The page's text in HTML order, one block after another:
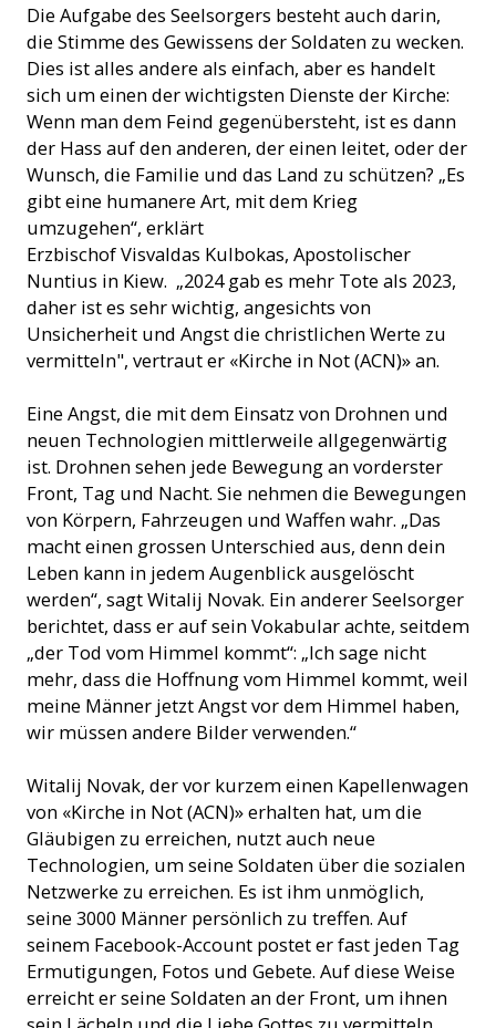
Die Aufgabe des Seelsorgers besteht auch darin,
die Stimme des Gewissens der Soldaten zu wecken.
Dies ist alles andere als einfach, aber es handelt
sich um einen der wichtigsten Dienste der Kirche:
Wenn man dem Feind gegenübersteht, ist es dann
der Hass auf den anderen, der einen leitet, oder der
Wunsch, die Familie und das Land zu schützen? „Es
gibt eine humanere Art, mit dem Krieg
umzugehen“, erklärt
Erzbischof Visvaldas Kulbokas, Apostolischer
Nuntius in Kiew. „2024 gab es mehr Tote als 2023,
daher ist es sehr wichtig, angesichts von
Unsicherheit und Angst die christlichen Werte zu
vermitteln", vertraut er «Kirche in Not (ACN)» an.
Eine Angst, die mit dem Einsatz von Drohnen und
neuen Technologien mittlerweile allgegenwärtig
ist. Drohnen sehen jede Bewegung an vorderster
Front, Tag und Nacht. Sie nehmen die Bewegungen
von Körpern, Fahrzeugen und Waffen wahr. „Das
macht einen grossen Unterschied aus, denn dein
Leben kann in jedem Augenblick ausgelöscht
werden“, sagt Witalij Novak. Ein anderer Seelsorger
berichtet, dass er auf sein Vokabular achte, seitdem
„der Tod vom Himmel kommt“: „Ich sage nicht
mehr, dass die Hoffnung vom Himmel kommt, weil
meine Männer jetzt Angst vor dem Himmel haben,
wir müssen andere Bilder verwenden.“
Witalij Novak, der vor kurzem einen Kapellenwagen
von «Kirche in Not (ACN)» erhalten hat, um die
Gläubigen zu erreichen, nutzt auch neue
Technologien, um seine Soldaten über die sozialen
Netzwerke zu erreichen. Es ist ihm unmöglich,
seine 3000 Männer persönlich zu treffen. Auf
seinem Facebook-Account postet er fast jeden Tag
Ermutigungen, Fotos und Gebete. Auf diese Weise
erreicht er seine Soldaten an der Front, um ihnen